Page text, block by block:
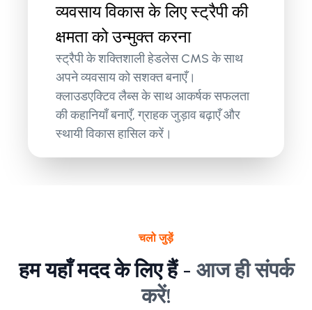
व्यवसाय विकास के लिए स्ट्रैपी की
क्षमता को उन्मुक्त करना
स्ट्रैपी के शक्तिशाली हेडलेस CMS के साथ
अपने व्यवसाय को सशक्त बनाएँ।
क्लाउडएक्टिव लैब्स के साथ आकर्षक सफलता
की कहानियाँ बनाएँ, ग्राहक जुड़ाव बढ़ाएँ और
स्थायी विकास हासिल करें।
चलो जुड़ें
हम यहाँ मदद के लिए हैं - आज ही संपर्क
करें!